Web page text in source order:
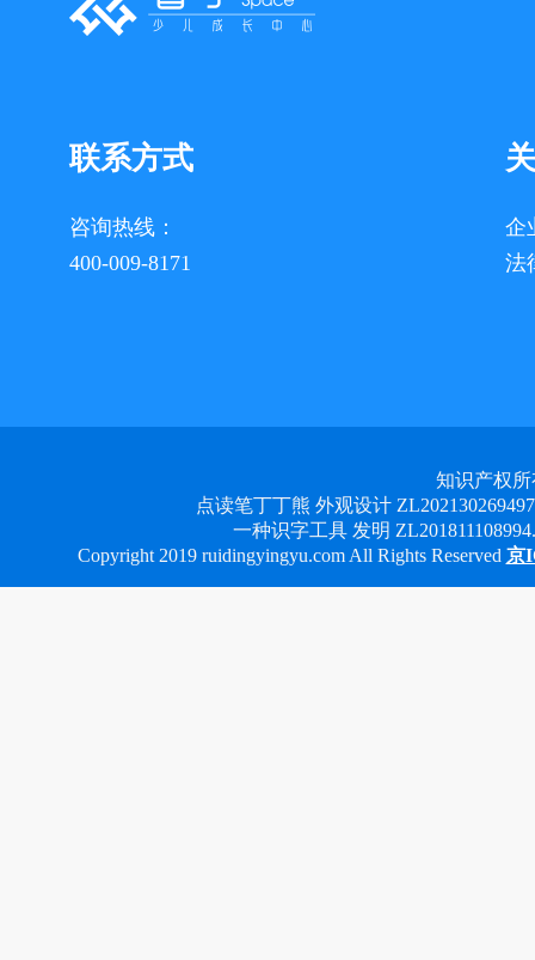
联系方式
咨询热线：
400-009-8171
企
法
知识产权
点读笔丁丁熊 外观设计
一种识字工具 发明
Copyright 2019 ruidingyingyu.com All Rights Reserved 京